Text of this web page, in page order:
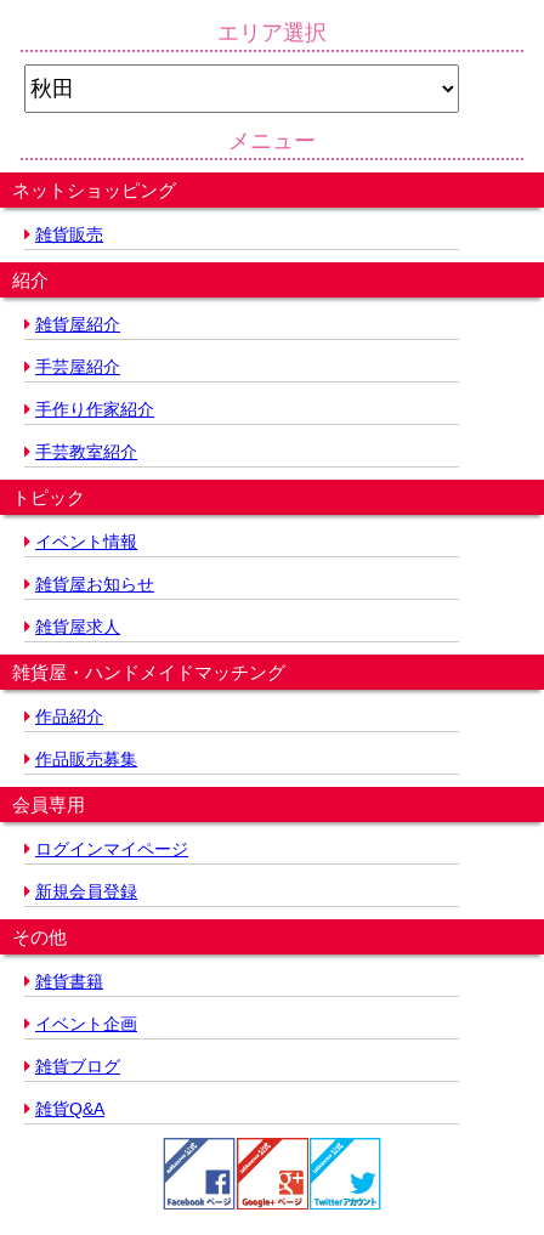
エリア選択
メニュー
ネットショッピング
雑貨販売
紹介
雑貨屋紹介
手芸屋紹介
手作り作家紹介
手芸教室紹介
トピック
イベント情報
雑貨屋お知らせ
雑貨屋求人
雑貨屋・ハンドメイドマッチング
作品紹介
作品販売募集
会員専用
ログインマイページ
新規会員登録
その他
雑貨書籍
イベント企画
雑貨ブログ
雑貨Q&A